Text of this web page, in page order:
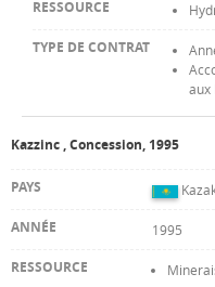
aux
Kazzinc , Concession, 1995
1995